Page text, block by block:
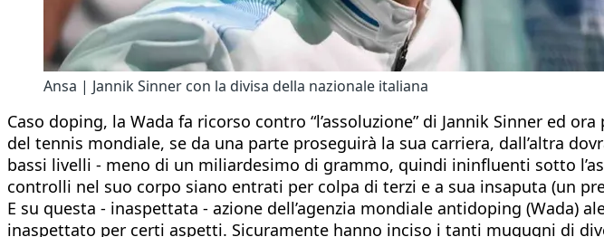
Ansa | Jannik Sinner con la divisa della nazionale italiana
Caso doping, la Wada fa ricorso contro “l’assoluzione” di Jannik Sinner ed
del tennis mondiale, se da una parte proseguirà la sua carriera, dall’altra
bassi livelli - meno di un miliardesimo di grammo, quindi ininfluenti sotto
controlli nel suo corpo siano entrati per colpa di terzi e a sua insaputa (un
E su questa - inaspettata - azione dell’agenzia mondiale antidoping
inaspettato per certi aspetti. Sicuramente hanno inciso i tanti mugugni di